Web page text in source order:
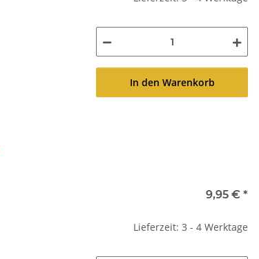
In den Warenkorb
9,95 € *
Lieferzeit: 3 - 4 Werktage